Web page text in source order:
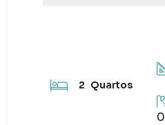
2 Quartos
0